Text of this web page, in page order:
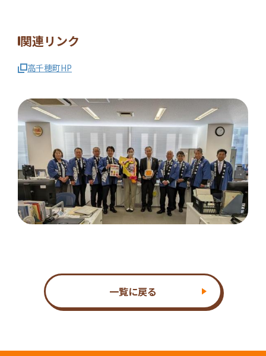
関連リンク
高千穂町HP
一覧に戻る